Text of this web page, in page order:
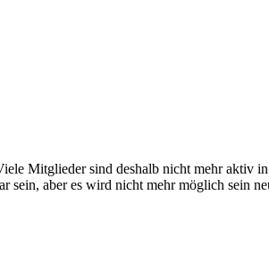
Mitglieder sind deshalb nicht mehr aktiv
aber es wird nicht mehr möglich sein